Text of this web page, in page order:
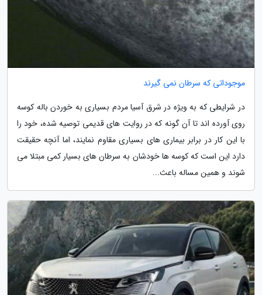
موجوداتی که سرطان نمی گیرند
در شرایطی که به ویژه در شرق آسیا مردم بسیاری به خوردن باله کوسه
روی آورده اند تا آن گونه که در روایت های قدیمی توصیه شده، خود را
با این کار در برابر بیماری های بسیاری مقاوم نمایند، اما آنچه حقیقت
دارد این است که کوسه ها خودشان به سرطان های بسیار کمی مبتلا می
شوند و همین مساله باعث...